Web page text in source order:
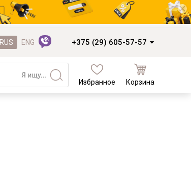
RUS ENG +375 (29) 605-57-57
Избранное Корзина